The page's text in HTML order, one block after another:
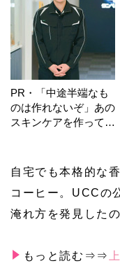
PR・「中途半端なも
のは作れないぞ」あの
スキンケアを作ってい
自宅でも本格的な
コーヒー。UCCの
淹れ方を発見した
もっと読む⇒⇒